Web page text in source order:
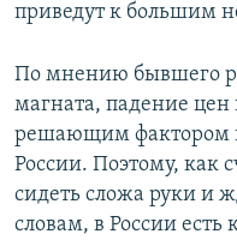
приведут к большим
По мнению бывшего
магната, падение цен
решающим фактором
России. Поэтому, как
сидеть сложа руки и
словам, в России есть